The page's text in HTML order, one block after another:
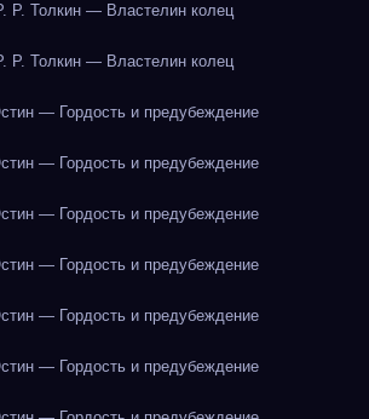
Р. Толкин — Властелин колец
Р. Толкин — Властелин колец
— Гордость и предубеждение
— Гордость и предубеждение
— Гордость и предубеждение
— Гордость и предубеждение
— Гордость и предубеждение
— Гордость и предубеждение